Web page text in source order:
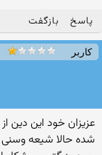
پاسخ بازگفت
کاربر
عزیزان خود این دین
شده حالا شیعه وسنی